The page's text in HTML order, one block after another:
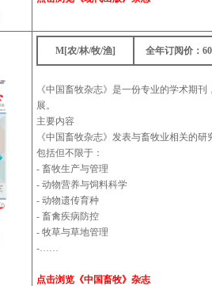
M[农/林/牧/渔] 全年订阅价：
《中国畜牧杂志》是一份专业的学术期
展。
主要内容
《中国畜牧杂志》发表与畜牧业相关的
包括但不限于：
- 畜牧生产与管理
- 动物营养与饲料科学
- 动物遗传育种
- 畜禽疾病防控
- 牧草与草地管理
-……
点击浏览《中国畜牧》杂志